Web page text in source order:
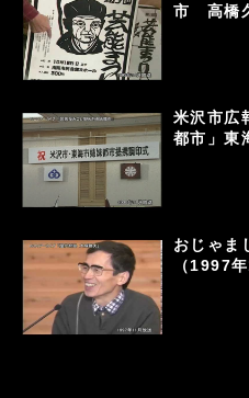
市 高橋
米沢市広
都市」東
おじゃま
（1997